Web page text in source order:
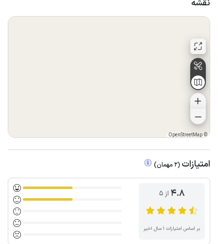
نقشه
©
OpenStreetMap
امتیازات (
2مهمان)
4.8 از ۵
بر اساس امتیازات ۱ سال اخیر